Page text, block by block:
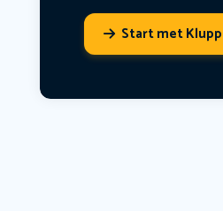
Start met